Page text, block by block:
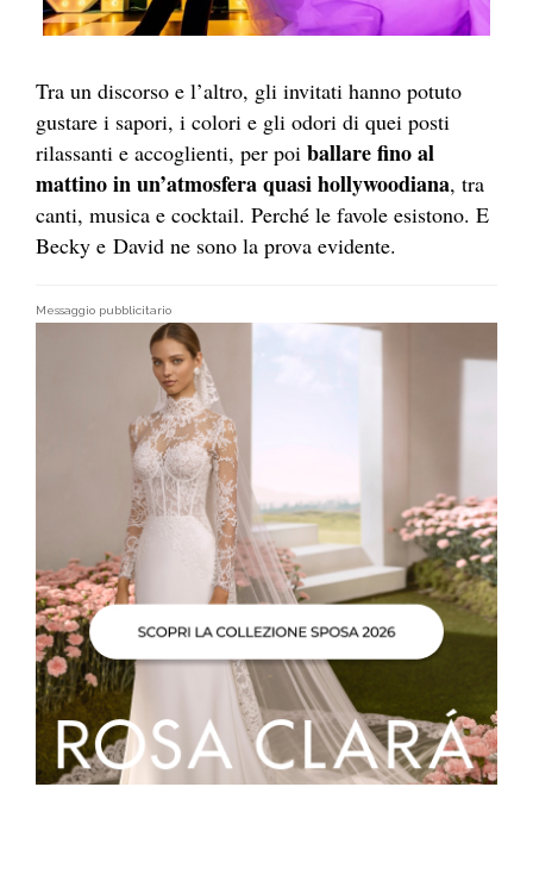
Tra un discorso e l’altro, gli invitati hanno potuto
gustare i sapori, i colori e gli odori di quei posti
rilassanti e accoglienti, per poi ballare fino al
mattino in un’atmosfera quasi hollywoodiana, tra
canti, musica e cocktail. Perché le favole esistono. E
Becky e David ne sono la prova evidente.
Messaggio pubblicitario